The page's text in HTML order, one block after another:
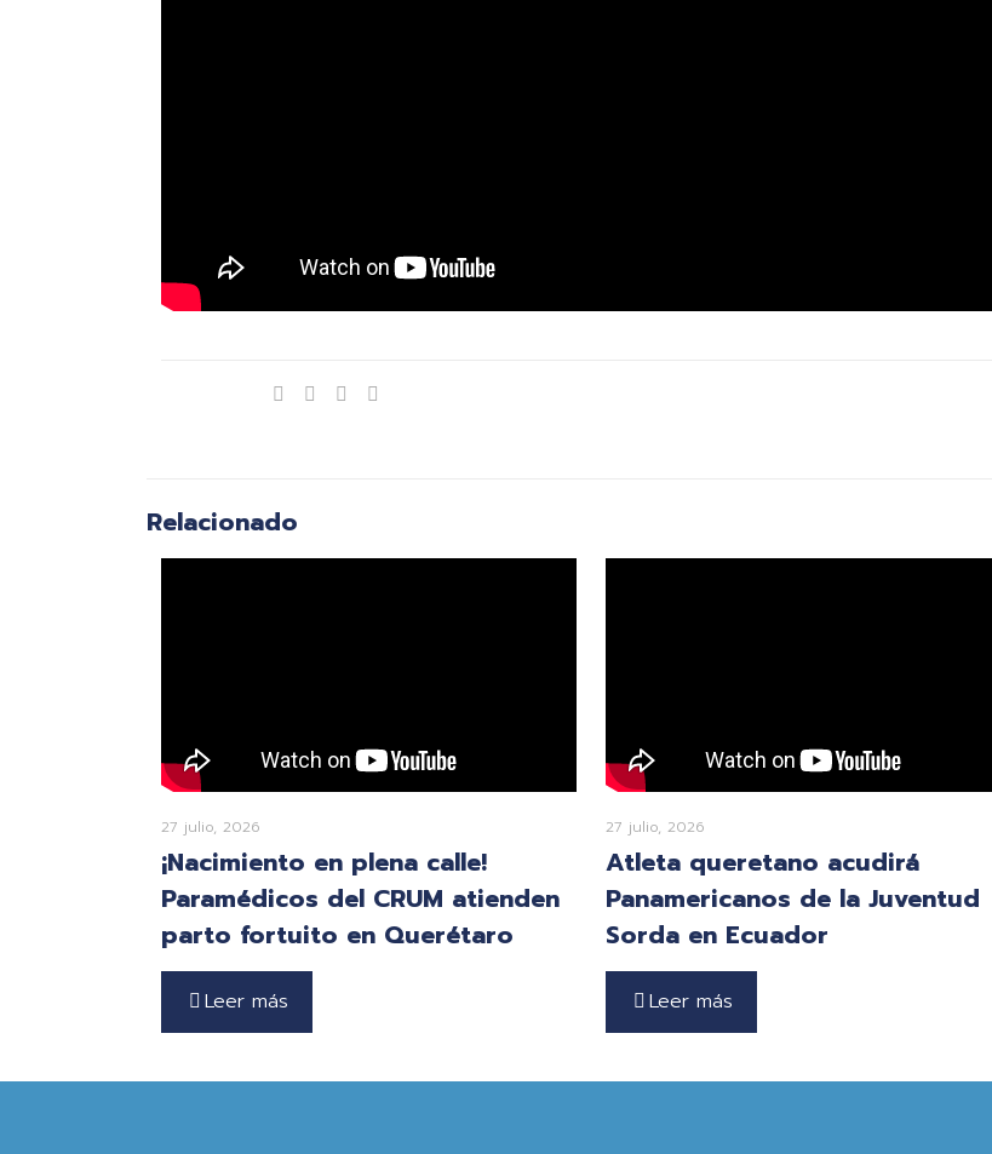
Relacionado
27 julio, 2026
¡Nacimiento en plena calle!
Paramédicos del CRUM atienden
parto fortuito en Querétaro
Leer más
27 julio, 2026
Atleta queretano acudirá
Panamericanos de la Juventud
Sorda en Ecuador
Leer más